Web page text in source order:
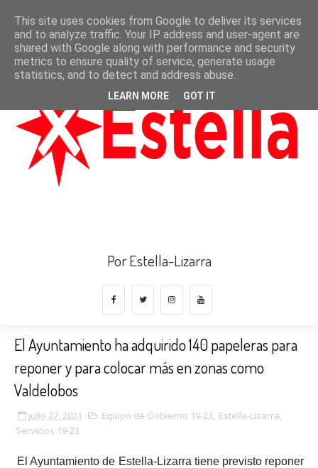
Por Estella-Lizarra
El Ayuntamiento ha adquirido 140 papeleras para
reponer y para colocar más en zonas como
Valdelobos
julio 27, 2021 Equipo de Gobierno 19-23, Estella-Lizarra,
Servicios 19-23
El Ayuntamiento de Estella-Lizarra tiene previsto reponer
This site uses cookies from Google to deliver its services
and to analyze traffic. Your IP address and user-agent are
shared with Google along with performance and security
metrics to ensure quality of service, generate usage
statistics, and to detect and address abuse.
LEARN MORE GOT IT